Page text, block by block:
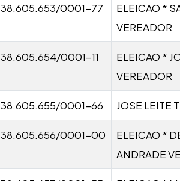
38.605.653/0001-77
ELEICAO *
VEREADOR
38.605.654/0001-11
ELEICAO *
VEREADOR
38.605.655/0001-66 JOSE LEITE
38.605.656/0001-00
ELEICAO *
ANDRADE